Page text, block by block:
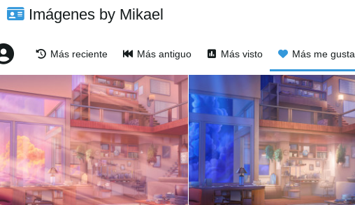
Imágenes by Mikael
Más reciente Más antiguo Más visto Más me gusta